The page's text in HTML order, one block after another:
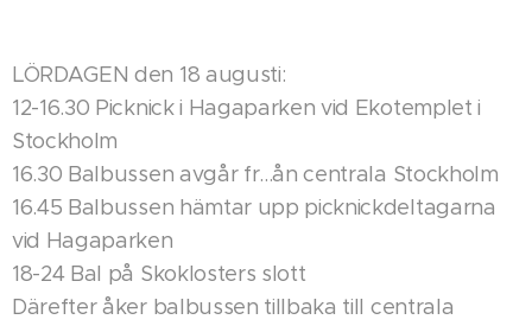
LÖRDAGEN den 18 augusti:
12-16.30 Picknick i Hagaparken vid Ekotemplet i
Stockholm
16.30 Balbussen avgår fr...ån centrala Stockholm
16.45 Balbussen hämtar upp picknickdeltagarna
vid Hagaparken
18-24 Bal på Skoklosters slott
Därefter åker balbussen tillbaka till centrala